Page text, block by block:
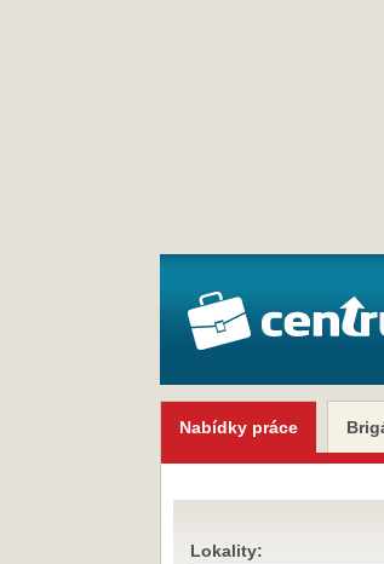
Nabídky práce
Lokality: